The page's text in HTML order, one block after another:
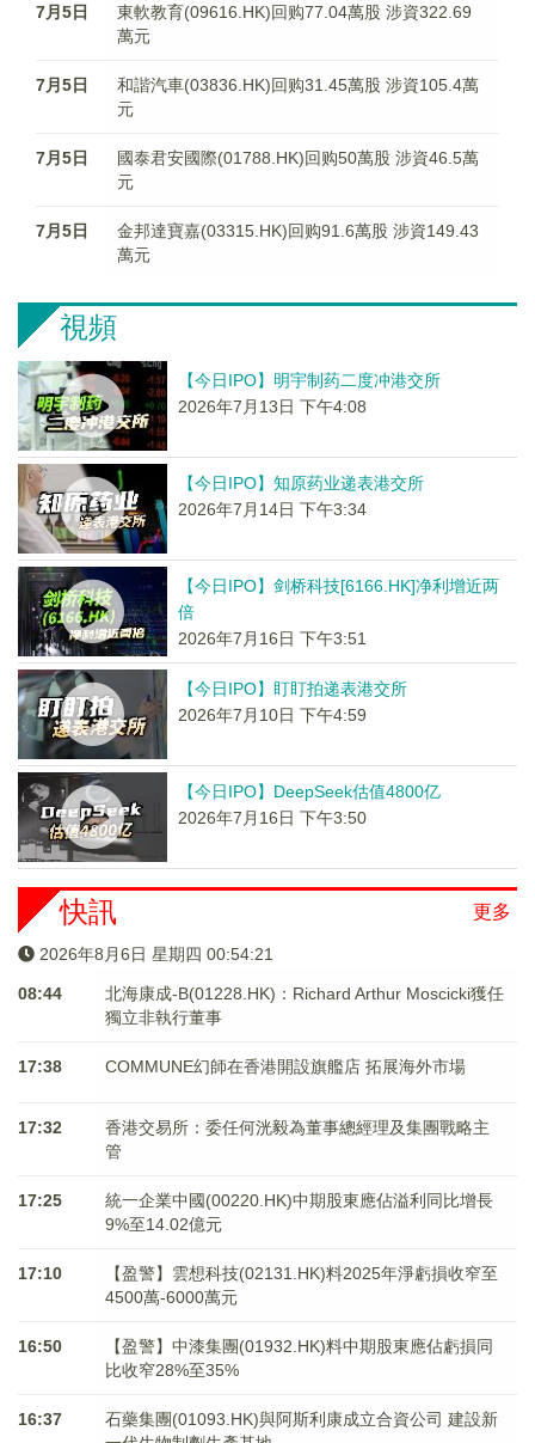
7月5日
東軟教育(09616.HK)回购77.04萬股 涉資322.69
萬元
7月5日
和諧汽車(03836.HK)回购31.45萬股 涉資105.4萬
元
7月5日
國泰君安國際(01788.HK)回购50萬股 涉資46.5萬
元
7月5日
金邦達寶嘉(03315.HK)回购91.6萬股 涉資149.43
萬元
視頻
【今日IPO】明宇制药二度冲港交所
2026年7月13日 下午4:08
【今日IPO】知原药业递表港交所
2026年7月14日 下午3:34
【今日IPO】剑桥科技[6166.HK]净利增近两
倍
2026年7月16日 下午3:51
【今日IPO】盯盯拍递表港交所
2026年7月10日 下午4:59
【今日IPO】DeepSeek估值4800亿
2026年7月16日 下午3:50
更多
快訊
2026年8月6日 星期四 00:54:21
08:44
北海康成-B(01228.HK)：Richard Arthur Moscicki獲任
獨立非執行董事
17:38 COMMUNE幻師在香港開設旗艦店 拓展海外市場
17:32
香港交易所：委任何洸毅為董事總經理及集團戰略主
管
17:25
統一企業中國(00220.HK)中期股東應佔溢利同比增長
9%至14.02億元
17:10
【盈警】雲想科技(02131.HK)料2025年淨虧損收窄至
4500萬-6000萬元
16:50
【盈警】中漆集團(01932.HK)料中期股東應佔虧損同
比收窄28%至35%
16:37
石藥集團(01093.HK)與阿斯利康成立合資公司 建設新